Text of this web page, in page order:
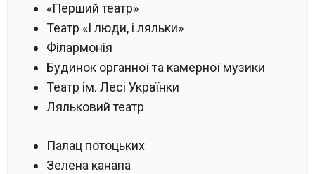
«Перший театр»
Театр «І люди, і ляльки»
Філармонія
Будинок органної та камерної музики
Театр ім. Лесі Українки
Ляльковий театр
Палац потоцьких
Зелена канапа